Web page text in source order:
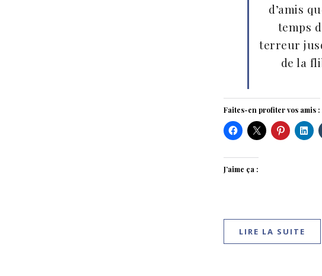
d’amis
temps
terreur
de la
Faites-en profiter vos amis :
J’aime ça :
LIRE LA SUITE